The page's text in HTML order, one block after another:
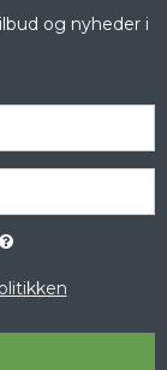
og nyheder i